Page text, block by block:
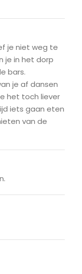
je niet weg te
je in het dorp
bars.
je af dansen
het toch liever
iets gaan eten
van de